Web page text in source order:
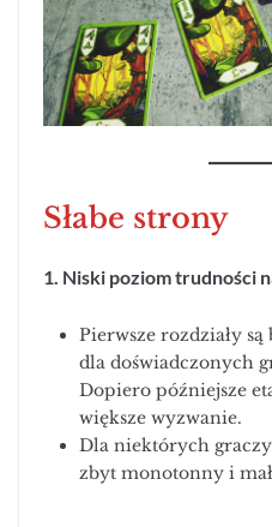
Słabe strony
1. Niski poziom trudności
Pierwsze rozdziały są
dla doświadczonych
Dopiero późniejsze
większe wyzwanie.
Dla niektórych
zbyt monotonny i